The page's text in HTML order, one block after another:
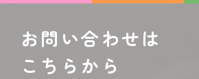
お問い合わせは
こちらから